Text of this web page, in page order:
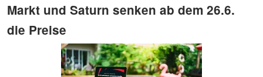
Markt und Saturn senken ab dem 26.6.
die Preise